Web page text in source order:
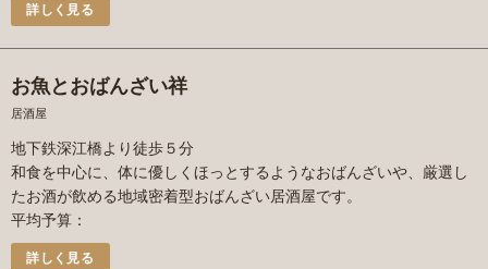
詳しく見る
お魚とおばんざい祥
居酒屋
地下鉄深江橋より徒歩５分
和食を中心に、体に優しくほっとするようなおばんざいや、厳選し
たお酒が飲める地域密着型おばんざい居酒屋です。
平均予算：
詳しく見る